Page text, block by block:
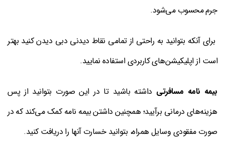
جرم محسوب می‌شود.
برای آنکه بتوانید به راحتی از تمامی نقاط دیدنی دبی دیدن کنید بهتر
است از اپلیکیشن‌های کاربردی استفاده نمایید.
بیمه نامه مسافرتی داشته باشید تا در این صورت بتوانید از پس
هزینه‌های درمانی برآیید؛ همچنین داشتن بیمه نامه کمک می‌کند که در
صورت مفقودی وسایل همراه، بتوانید خسارت آنها را دریافت کنید.